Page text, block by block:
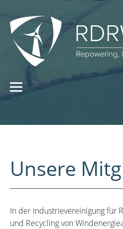
Unsere
In der Industrievereinigung für
und Recycling von